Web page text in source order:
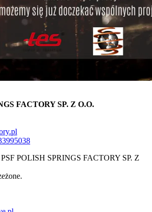
FACTORY SP. Z O.O.
POLISH SPRINGS FACTORY SP. Z